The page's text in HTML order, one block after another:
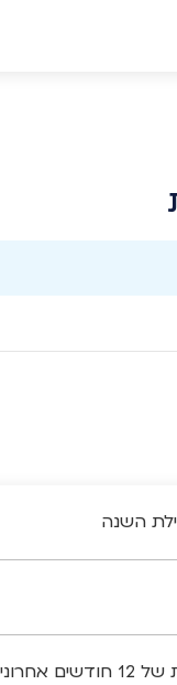
השנה